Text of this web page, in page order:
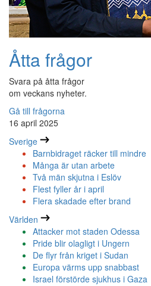
Åtta frågor
Svara på åtta frågor
om veckans nyheter.
Gå till frågorna
16 april 2025
Sverige
Barnbidraget räcker till mindre
Många är utan arbete
Två män skjutna i Eslöv
Flest fyller år i april
Flera skadade efter brand
Världen
Attacker mot staden Odessa
Pride blir olagligt i Ungern
De flyr från kriget i Sudan
Europa värms upp snabbast
Israel förstörde sjukhus i Gaza